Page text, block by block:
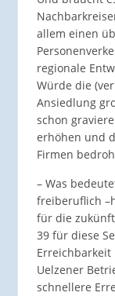
allem einen
regionale
Würde die
Ansiedlung
schon
erhöhen und
Firmen
– Was
freiberuflich
für die
39 für diese
Uelzener
schnellere